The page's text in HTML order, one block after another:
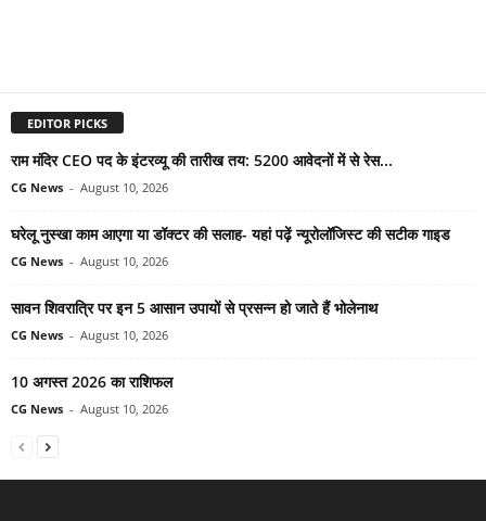
EDITOR PICKS
राम मंदिर CEO पद के इंटरव्यू की तारीख तय: 5200 आवेदनों में से रेस...
CG News - August 10, 2026
घरेलू नुस्खा काम आएगा या डॉक्टर की सलाह- यहां पढ़ें न्यूरोलॉजिस्ट की सटीक गाइड
CG News - August 10, 2026
सावन शिवरात्रि पर इन 5 आसान उपायों से प्रसन्न हो जाते हैं भोलेनाथ
CG News - August 10, 2026
10 अगस्त 2026 का राशिफल
CG News - August 10, 2026